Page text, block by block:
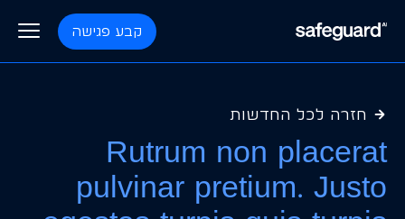
קבע פגישה
פלטפורמה
בקרת כשירות כח אדםתוכניות
חזרה לכל החדשות
Rutrum non placerat
pulvinar pretium. Justo